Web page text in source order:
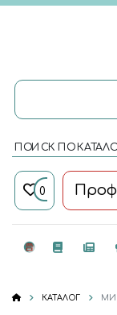
ПОИСК ПО
0
КАТАЛОГ